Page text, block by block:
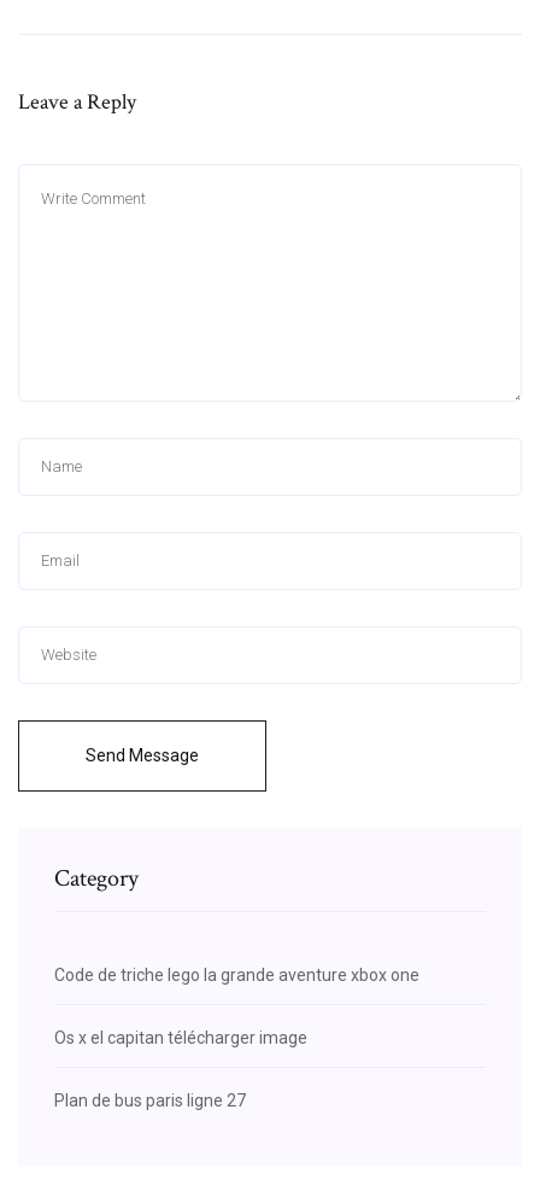
Leave a Reply
Send Message
Category
Code de triche lego la grande aventure xbox one
Os x el capitan télécharger image
Plan de bus paris ligne 27